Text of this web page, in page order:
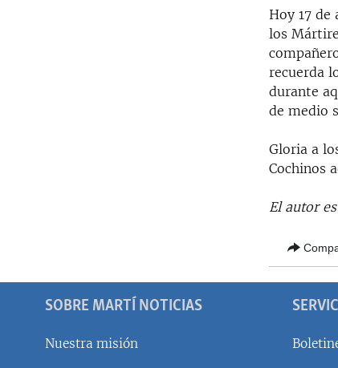
Hoy 17 de
los
recuerda
durante
de medio
Gloria a
Cochinos
El autor
SOBRE MARTÍ NOTICIAS
Nuestra misión